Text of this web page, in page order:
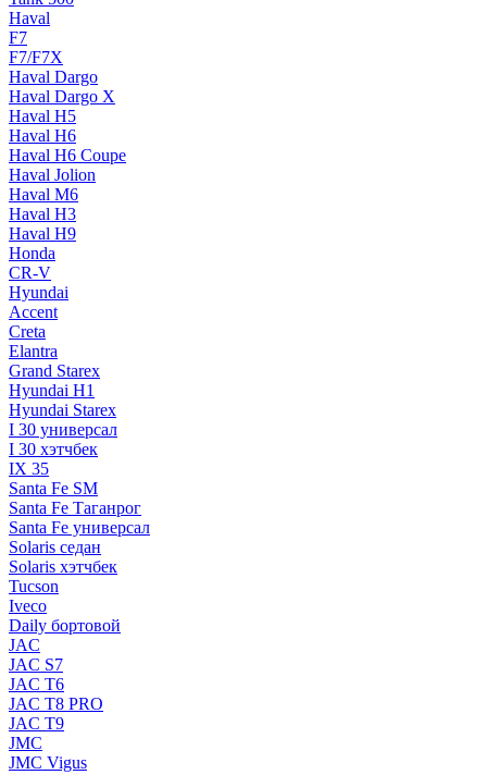
Haval
F7
F7/F7X
Haval Dargo
Haval Dargo Х
Haval H5
Haval H6
Haval H6 Coupe
Haval Jolion
Haval M6
Haval Н3
Haval Н9
Honda
CR-V
Hyundai
Accent
Creta
Elantra
Grand Starex
Hyundai H1
Hyundai Starex
I 30 универсал
I 30 хэтчбек
IX 35
Santa Fe SM
Santa Fe Таганрог
Santa Fe универсал
Solaris седан
Solaris хэтчбек
Tucson
Iveco
Daily бортовой
JAC
JAC S7
JAC T6
JAC T8 PRO
JAC T9
JMC
JMC Vigus